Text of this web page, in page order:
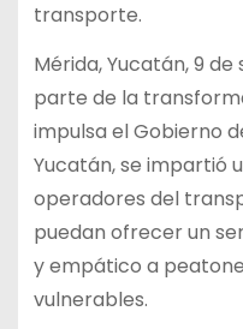
transporte.
Mérida, Yucatán, 9
parte de la
impulsa el Gobierno
Yucatán, se impartió
operadores del
puedan ofrecer un
y empático a
vulnerables.